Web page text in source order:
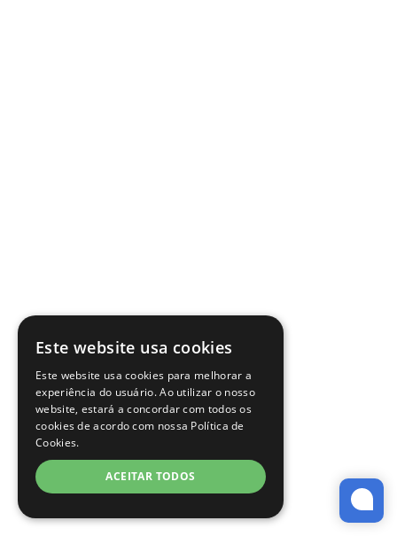
Este website usa cookies
Este website usa cookies para melhorar a
experiência do usuário. Ao utilizar o nosso
website, estará a concordar com todos os
cookies de acordo com nossa Política de
Cookies.
ACEITAR TODOS